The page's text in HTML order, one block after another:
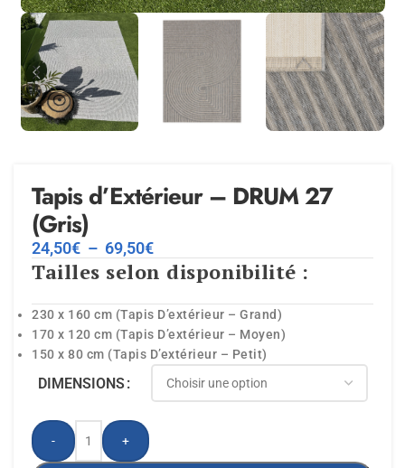
Tapis d’Extérieur – DRUM 27
(Gris)
24,50€ – 69,50€
Tailles selon disponibilité :
230 x 160 cm (Tapis D’extérieur – Grand)
170 x 120 cm (Tapis D’extérieur – Moyen)
150 x 80 cm (Tapis D’extérieur – Petit)
DIMENSIONS
- +